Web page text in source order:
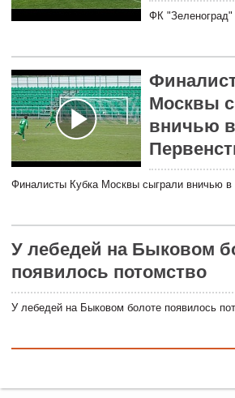
ФК
Москвы
вничью
Финалисты Кубка Москвы сыграли вничью в
У лебедей на Быковом
появилось потомство
У лебедей на Быковом болоте появилось